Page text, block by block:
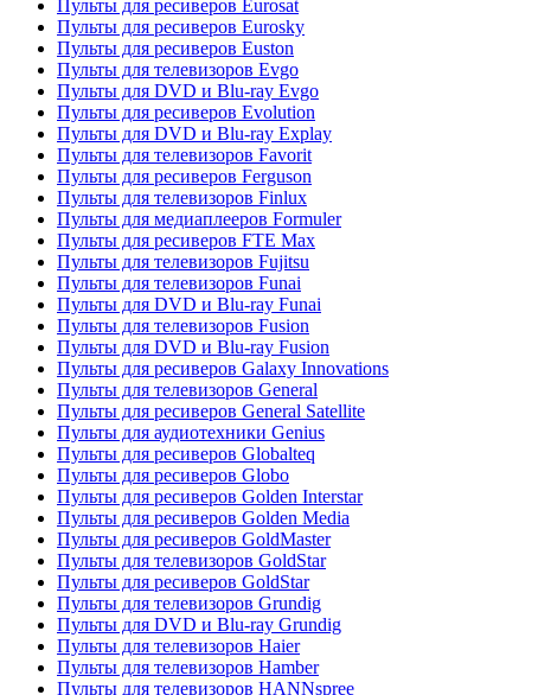
Пульты для ресиверов Eurosat
Пульты для ресиверов Eurosky
Пульты для ресиверов Euston
Пульты для телевизоров Evgo
Пульты для DVD и Blu-ray Evgo
Пульты для ресиверов Evolution
Пульты для DVD и Blu-ray Explay
Пульты для телевизоров Favorit
Пульты для ресиверов Ferguson
Пульты для телевизоров Finlux
Пульты для медиаплееров Formuler
Пульты для ресиверов FTE Max
Пульты для телевизоров Fujitsu
Пульты для телевизоров Funai
Пульты для DVD и Blu-ray Funai
Пульты для телевизоров Fusion
Пульты для DVD и Blu-ray Fusion
Пульты для ресиверов Galaxy Innovations
Пульты для телевизоров General
Пульты для ресиверов General Satellite
Пульты для аудиотехники Genius
Пульты для ресиверов Globalteq
Пульты для ресиверов Globo
Пульты для ресиверов Golden Interstar
Пульты для ресиверов Golden Media
Пульты для ресиверов GoldMaster
Пульты для телевизоров GoldStar
Пульты для ресиверов GoldStar
Пульты для телевизоров Grundig
Пульты для DVD и Blu-ray Grundig
Пульты для телевизоров Haier
Пульты для телевизоров Hamber
Пульты для телевизоров HANNspree